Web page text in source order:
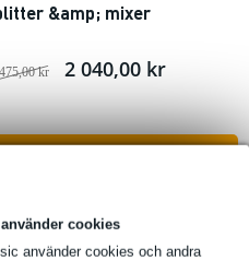
cookies
använder cookies och andra
&amp; mixer
kr 2 040,00 kr
2-zons
3U